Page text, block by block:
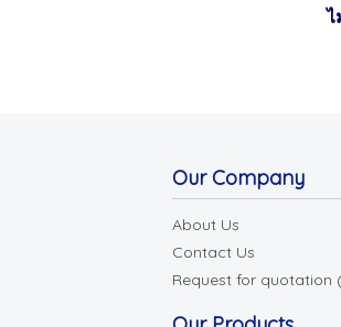
ไ
Our Company
About Us
Contact Us
Request for quotation